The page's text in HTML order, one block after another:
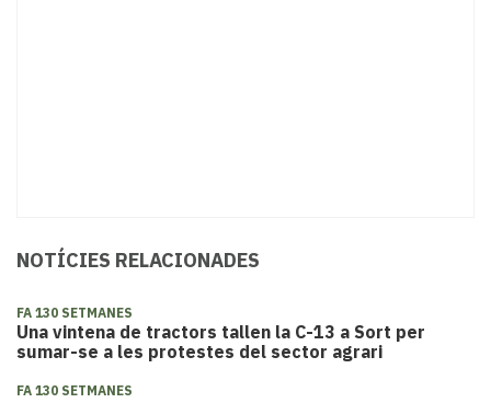
NOTÍCIES RELACIONADES
FA 130 SETMANES
Una vintena de tractors tallen la C-13 a Sort per
sumar-se a les protestes del sector agrari
FA 130 SETMANES